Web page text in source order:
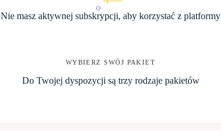
Nie masz aktywnej subskrypcji, aby korzystać z platformy
WYBIERZ SWÓJ PAKIET
Do Twojej dyspozycji są trzy rodzaje pakietów